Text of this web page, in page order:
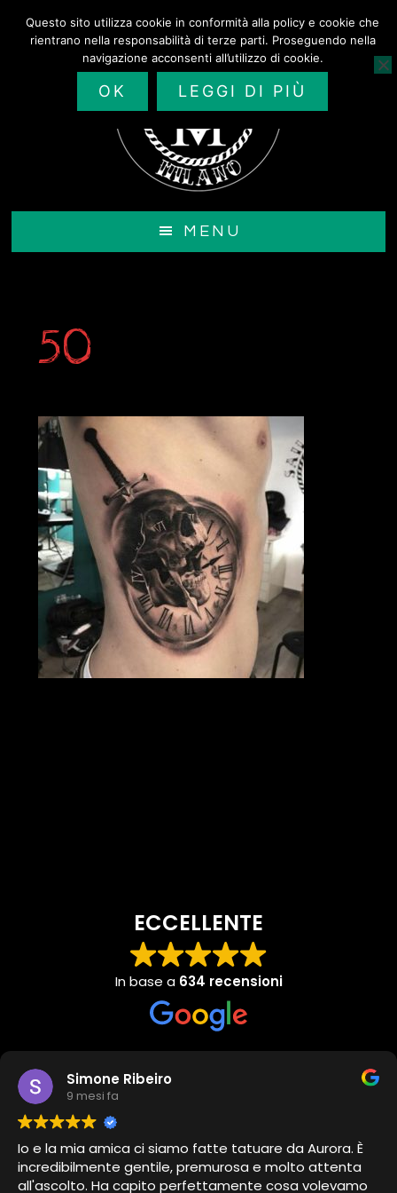
MENU
50
ECCELLENTE
In base a 634 recensioni
Simone Ribeiro
9 mesi fa
Io e la mia amica ci siamo fatte tatuare da Aurora. È
incredibilmente gentile, premurosa e molto attenta
all'ascolto. Ha capito perfettamente cosa volevamo
Questo sito utilizza cookie in conformità alla policy e cookie che
rientrano nella responsabilità di terze parti. Proseguendo nella
navigazione acconsenti all’utilizzo di cookie.
OK LEGGI DI PIÙ